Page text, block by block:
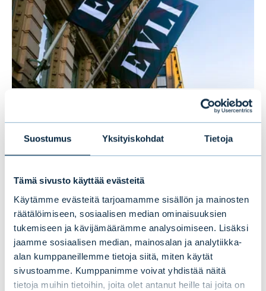
Suostumus Yksityiskohdat Tietoja
Tämä sivusto käyttää evästeitä
Käytämme evästeitä tarjoamamme sisällön ja mainosten
räätälöimiseen, sosiaalisen median ominaisuuksien
tukemiseen ja kävijämäärämme analysoimiseen. Lisäksi
jaamme sosiaalisen median, mainosalan ja analytiikka-
alan kumppaneillemme tietoja siitä, miten käytät
sivustoamme. Kumppanimme voivat yhdistää näitä
tietoja muihin tietoihin, joita olet antanut heille tai joita on
Evlin puolivuosikatsaus 1–6/2026:
Vakaata kasvua ensimmäisellä
vuosipuoliskolla
UUTISET|EVLI-KONSERNI|14.07.2026